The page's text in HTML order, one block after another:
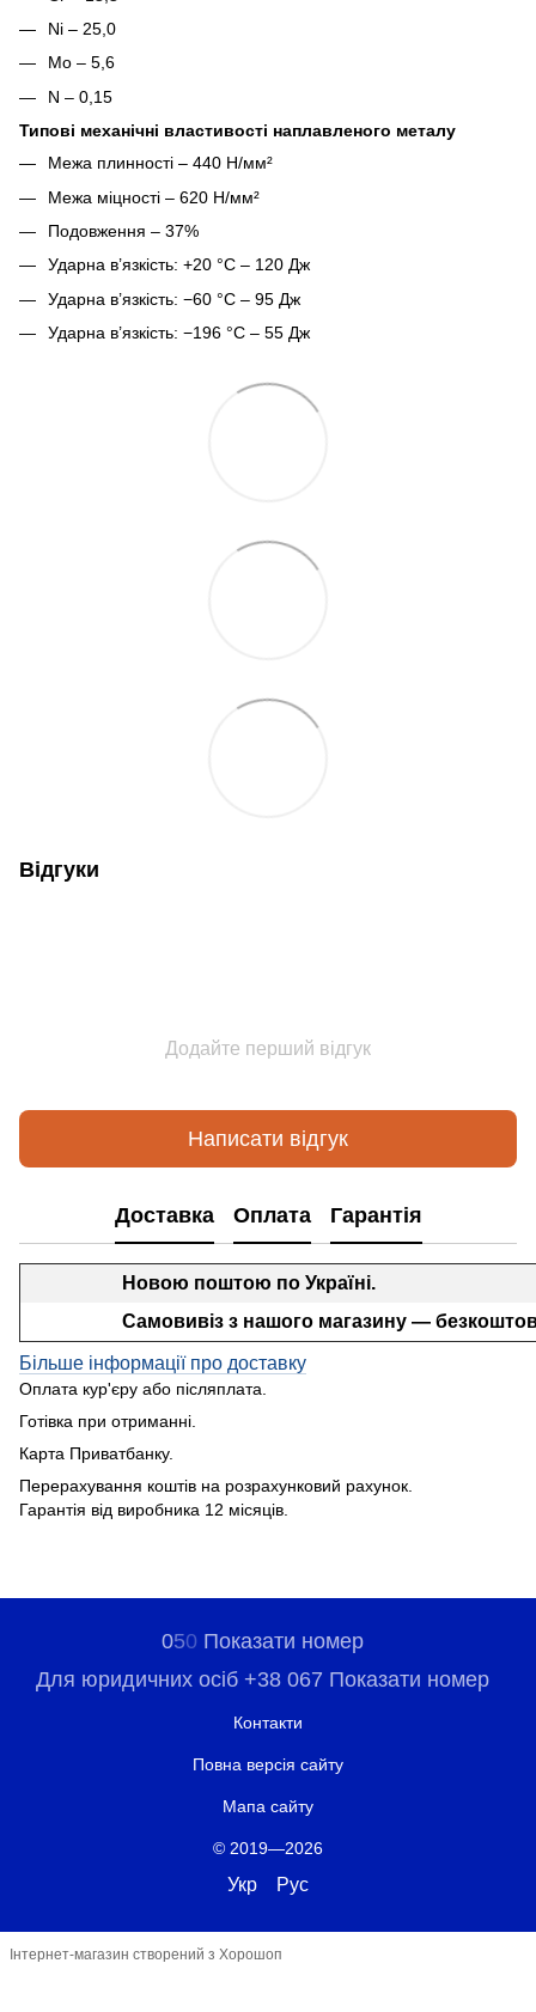
Ni – 25,0
Mo – 5,6
N – 0,15
Типові механічні властивості наплавленого металу
Межа плинності – 440 Н/мм²
Межа міцності – 620 Н/мм²
Подовження – 37%
Ударна в’язкість: +20 °C – 120 Дж
Ударна в’язкість: −60 °C – 95 Дж
Ударна в’язкість: −196 °C – 55 Дж
Відгуки
Додайте перший відгук
Написати відгук
Доставка Оплата Гарантія
Новою поштою по Україні.
Самовивіз з нашого магазину —
Більше інформації про доставку
Оплата кур'єру або післяплата.
Готівка при отриманні.
Карта Приватбанку.
Перерахування коштів на розрахунковий рахунок.
Гарантія від виробника 12 місяців.
050 Показати номер
Для юридичних осіб +38 067 Показати номер
Контакти
Повна версія сайту
Мапа сайту
© 2019—2026
Укр Рус
Інтернет-магазин створений з Хорошоп